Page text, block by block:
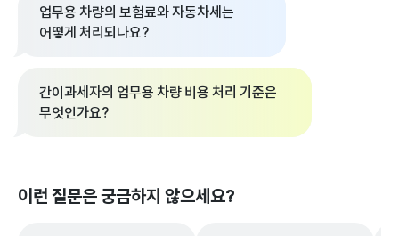
업무용 차량의 보험료와 자동차세는
어떻게 처리되나요?
간이과세자의 업무용 차량 비용 처리 기준은
무엇인가요?
이런 질문은 궁금하지 않으세요?